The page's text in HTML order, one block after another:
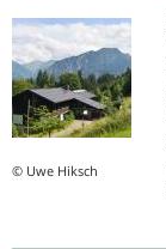
© Uwe Hiksch